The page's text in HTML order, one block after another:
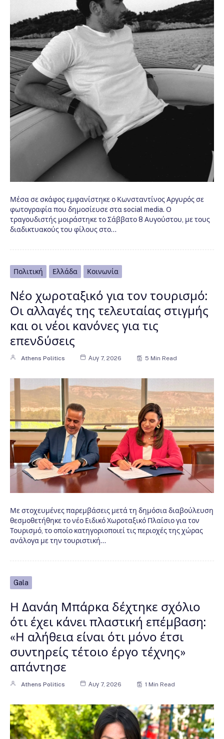
Μέσα σε σκάφος εμφανίστηκε ο Κωνσταντίνος Αργυρός σε
φωτογραφία που δημοσίευσε στα social media. Ο
τραγουδιστής μοιράστηκε το Σάββατο 8 Αυγούστου, με τους
διαδικτυακούς του φίλους στο…
Πολιτική Ελλάδα Κοινωνία
Νέο χωροταξικό για τον τουρισμό:
Οι αλλαγές της τελευταίας στιγμής
και οι νέοι κανόνες για τις
επενδύσεις
Athens Politics Αυγ 7, 2026 5 Min Read
Με στοχευμένες παρεμβάσεις μετά τη δημόσια διαβούλευση
θεσμοθετήθηκε το νέο Ειδικό Χωροταξικό Πλαίσιο για τον
Τουρισμό, το οποίο κατηγοριοποιεί τις περιοχές της χώρας
ανάλογα με την τουριστική…
Gala
Η Δανάη Μπάρκα δέχτηκε σχόλιο
ότι έχει κάνει πλαστική επέμβαση:
«Η αλήθεια είναι ότι μόνο έτσι
συντηρείς τέτοιο έργο τέχνης»
απάντησε
Athens Politics Αυγ 7, 2026 1 Min Read